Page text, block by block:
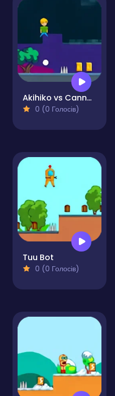
Akihiko vs Cannons 2
0 (0 Голосів)
Tuu Bot
0 (0 Голосів)